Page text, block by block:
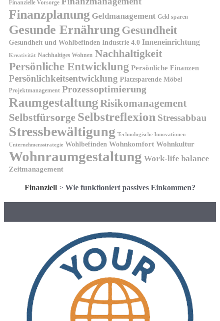
Finanzielle Vorsorge
Finanzplanung Geldmanagement Geld sparen
Gesunde Ernährung Gesundheit
Gesundheit und Wohlbefinden Industrie 4.0 Inneneinrichtung
Kreativität Nachhaltiges Wohnen Nachhaltigkeit
Persönliche Entwicklung Persönliche Finanzen
Persönlichkeitsentwicklung Platzsparende Möbel
Projektmanagement Prozessoptimierung
Raumgestaltung Risikomanagement
Selbstfürsorge Selbstreflexion Stressabbau
Stressbewältigung Technologische Innovationen
Unternehmensstrategie Wohlbefinden Wohnkomfort Wohnkultur
Wohnraumgestaltung Work-life balance
Zeitmanagement
Finanziell > Wie funktioniert passives Einkommen?